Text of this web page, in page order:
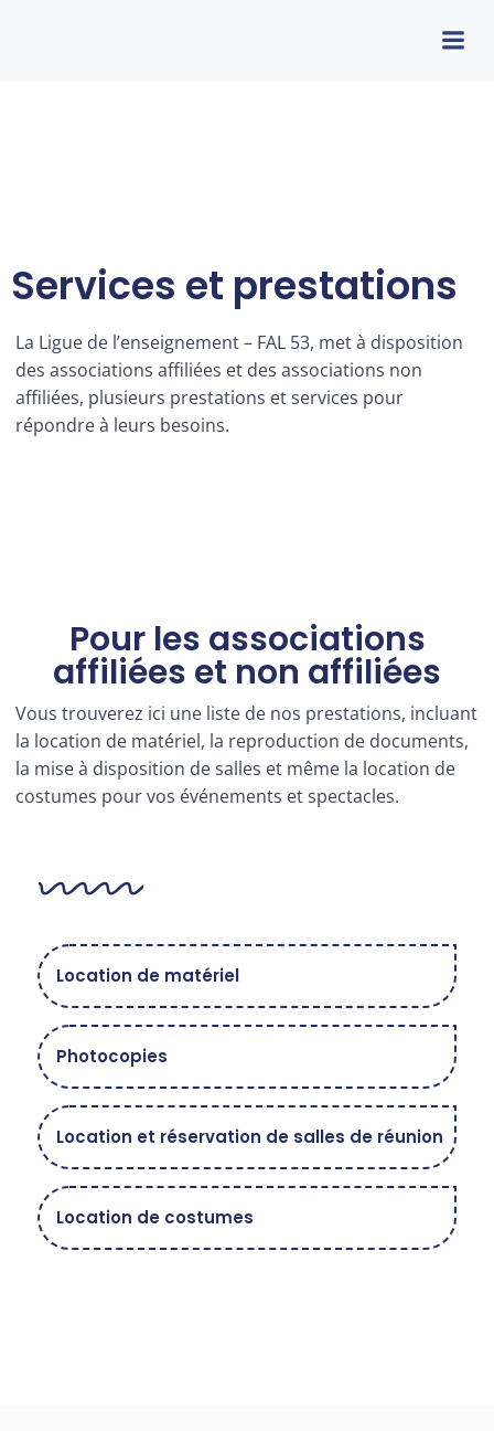
Services et prestations
La Ligue de l’enseignement – FAL 53, met à disposition
des associations affiliées et des associations non
affiliées, plusieurs prestations et services pour
répondre à leurs besoins.
Pour les associations
affiliées et non affiliées
Vous trouverez ici une liste de nos prestations, incluant
la location de matériel, la reproduction de documents,
la mise à disposition de salles et même la location de
costumes pour vos événements et spectacles.
Location de matériel
Photocopies
Location et réservation de salles de réunion
Location de costumes